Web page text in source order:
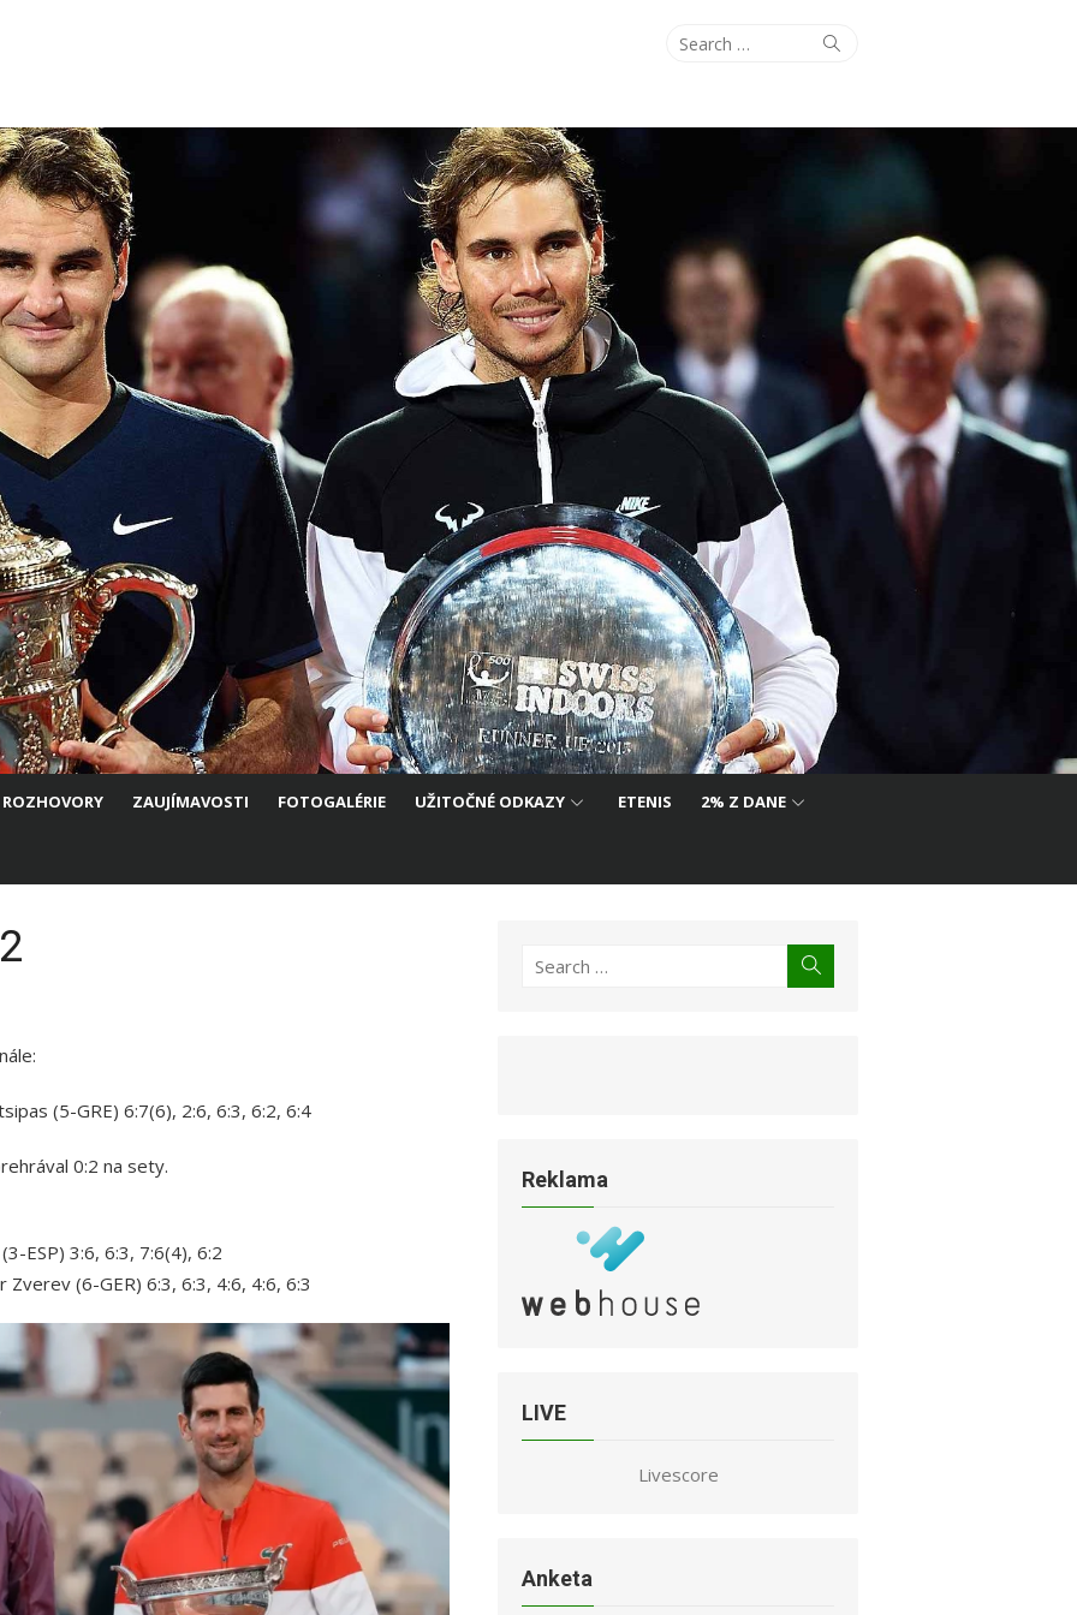
Search
Search
ROZHOVORY ZAUJÍMAVOSTI FOTOGALÉRIE UŽITOČNÉ ODKAZY ETENIS 2% Z DANE
(5-GRE) 6:7(6), 2:6, 6:3, 6:2, 6:4
0:2 na sety.
ESP) 3:6, 6:3, 7:6(4), 6:2
(6-GER) 6:3, 6:3, 4:6, 4:6, 6:3
Search
Reklama
LIVE
Livescore
Anketa